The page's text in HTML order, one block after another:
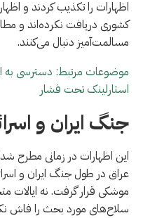
اظهارات را تکذیب کردند و
کشوری دریافت نکرده‌اند و
مسالمت‌آمیز دنبال می‌کنند.
موضوعات مرتبط: دسترسی به
استارلینک تحت فشار
جنگ ایران و
این اظهارات در زمانی مطرح
عراق در طول جنگ ایران و
موشکی قرار گرفت. نه ایالات
سلاح‌های مورد بحث را فاش